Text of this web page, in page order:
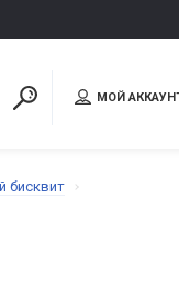
МОЙ
бисквит